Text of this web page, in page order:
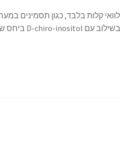
קלות בלבד, כגון תסמינים